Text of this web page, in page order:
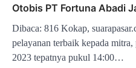
Otobis PT Fortuna Abadi
Dibaca: 816 Kokap,
pelayanan terbaik kepada
2023 tepatnya pukul 14:00…